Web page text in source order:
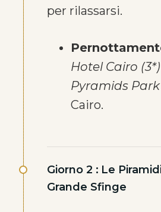
per rilassarsi.
Hotel Cairo (3*)
Pyramids
Cairo.
Giorno 2 : Le
Grande Sfinge